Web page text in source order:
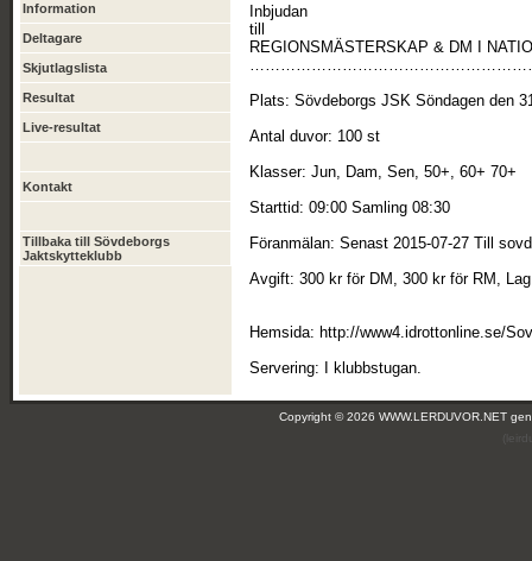
Information
Deltagare
Skjutlagslista
Resultat
Live-resultat
Kontakt
Tillbaka till Sövdeborgs
Jaktskytteklubb
Inbjudan
till
REGIONSMÄSTERSKAP & DM I
Plats: Sövdeborgs JSK Söndagen den
Antal duvor: 100 st
Klasser: Jun, Dam, Sen, 50+, 60+ 70+
Starttid: 09:00 Samling 08:30
Föranmälan: Senast 2015-07-27 Till
Avgift: 300 kr för DM, 300 kr för RM,
Hemsida: http://www4.idrottonline.se/
Servering: I klubbstugan.
Copyright © 2026 WWW.LERDUVOR.NET